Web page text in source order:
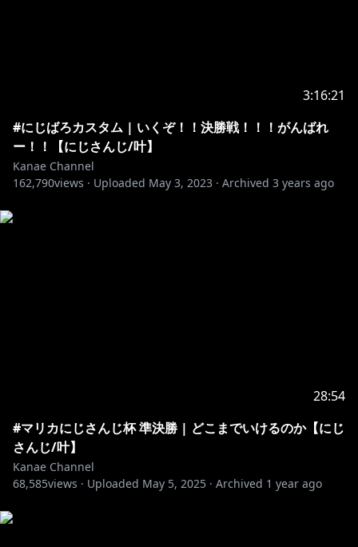
叶 1st Concert「#午前0時の向こう側」
Blu-ray 10月11日(水) 発売決定🎉
＿＿＿＿＿＿＿＿＿＿
📣最新のオリジナル曲はこちら！
3:16:21
#にじばろカスタム | いくぞ！！決勝戦！！！がんばれ
ー！！【にじさんじ/叶】
Kanae Channel
162,790views · Uploaded May 3, 2023 · Archived 3 years ago
28:54
#マリカにじさんじ杯 準決勝 | どこまでいけるのか【にじ
さんじ/叶】
Kanae Channel
68,585views · Uploaded May 5, 2025 · Archived 1 year ago